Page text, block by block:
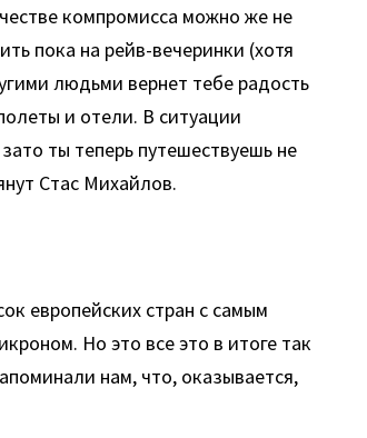
компромисса можно же не
пока на рейв-вечеринки (хотя
людьми вернет тебе радость
и отели. В ситуации
ты теперь путешествуешь не
Стас Михайлов.
европейских стран с самым
Но это все это в итоге так
нам, что, оказывается,